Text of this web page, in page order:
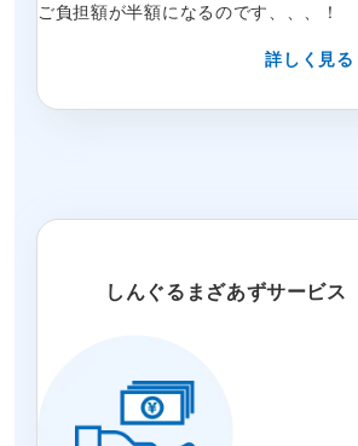
ご負担額が半額になるのです、、、！
詳しく見る
しんぐるまざあずサービス